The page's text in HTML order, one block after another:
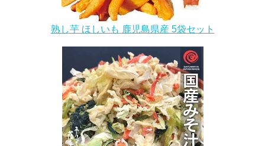
熟し芋 ほしいも 鹿児島県産 5袋セット